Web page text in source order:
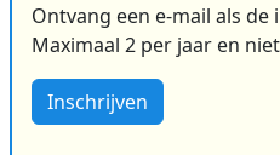
Ontvang een e-mail als
Maximaal 2 per jaar en
Inschrijven